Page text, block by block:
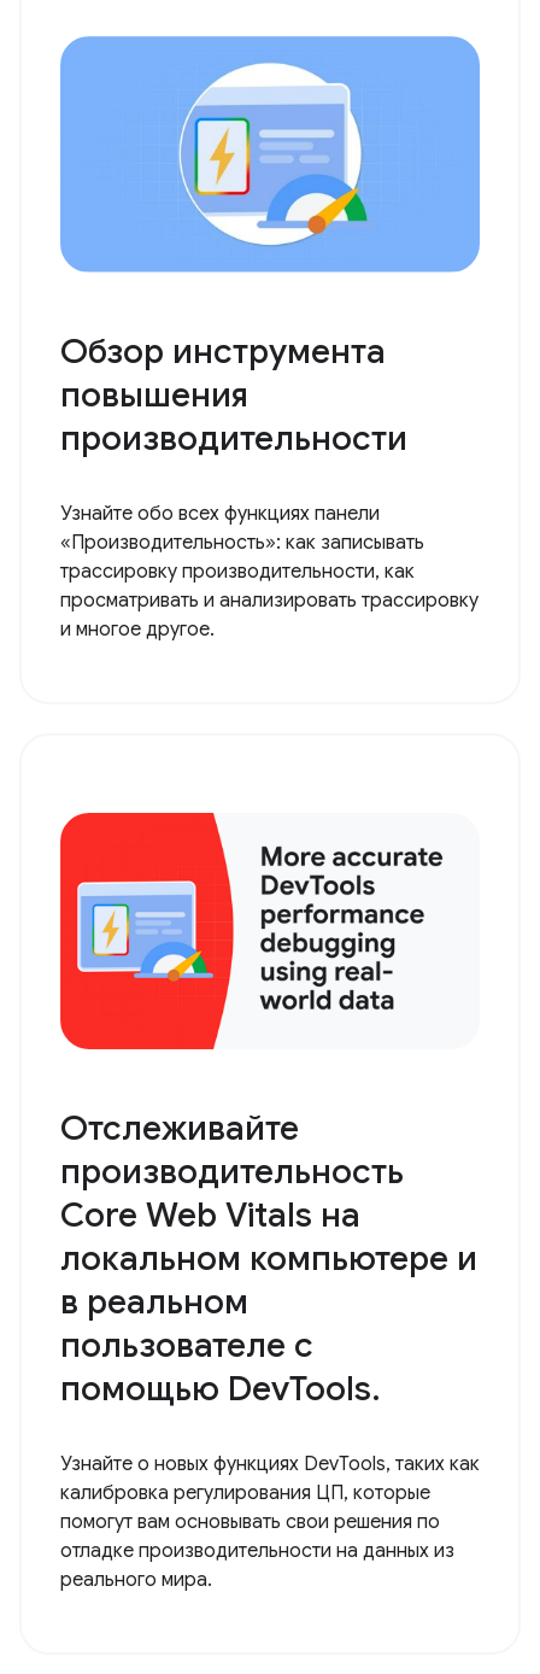
Обзор инструмента
повышения
производительности
Узнайте обо всех функциях панели
«Производительность»: как записывать
трассировку производительности, как
просматривать и анализировать трассировку
и многое другое.
Отслеживайте
производительность
Core Web Vitals на
локальном компьютере и
в реальном
пользователе с
помощью DevTools.
Узнайте о новых функциях DevTools, таких как
калибровка регулирования ЦП, которые
помогут вам основывать свои решения по
отладке производительности на данных из
реального мира.